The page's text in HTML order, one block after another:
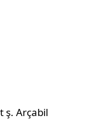
ş. Arçabil